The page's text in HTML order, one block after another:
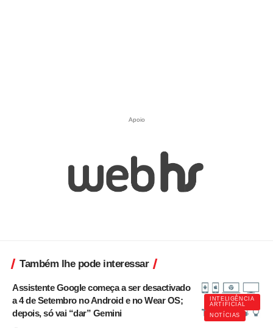
Apoio
Também lhe pode interessar
INTELIGÊNCIA
ARTIFICIAL
NOTÍCIAS
Assistente Google começa a ser desactivado
a 4 de Setembro no Android e no Wear OS;
depois, só vai “dar” Gemini